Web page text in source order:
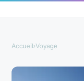
Accueil›Voyage